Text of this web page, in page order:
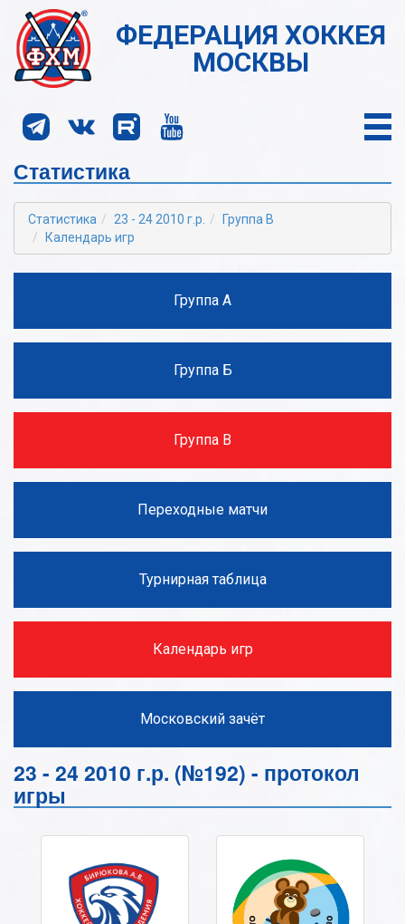
ФЕДЕРАЦИЯ ХОККЕЯ
МОСКВЫ
Статистика
Статистика 23 - 24 2010 г.р.
Группа В
Календарь игр
Группа А
Группа Б
Группа В
Переходные матчи
Турнирная таблица
Календарь игр
Московский зачёт
23 - 24 2010 г.р. (№192) - протокол
игры